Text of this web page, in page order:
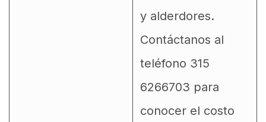
y alderdores.
Contáctanos al
teléfono 315
6266703 para
conocer el costo